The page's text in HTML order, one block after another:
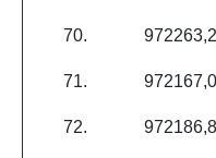
70.
71.
72.